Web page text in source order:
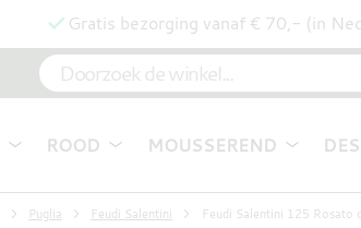
Gratis bezorging vanaf € 70,- (in
ROOD MOUSSEREND
Puglia Feudi Salentini Feudi Salentini 125 Rosato